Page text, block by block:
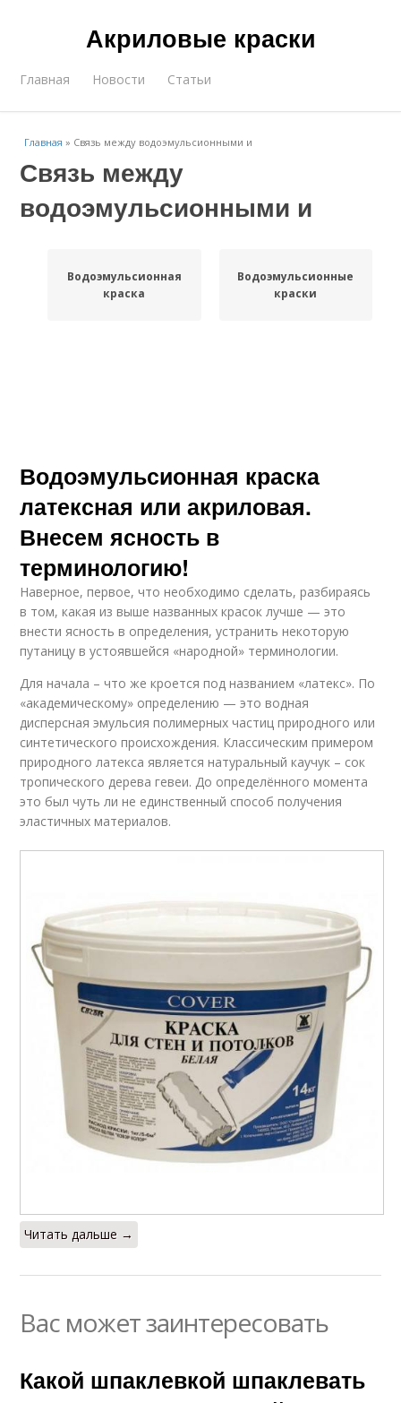
Акриловые краски
Главная Новости Статьи
Главная » Связь между водоэмульсионными и
Связь между
водоэмульсионными и
Водоэмульсионная
краска
Водоэмульсионные
краски
Водоэмульсионная краска
латексная или акриловая.
Внесем ясность в
терминологию!
Наверное, первое, что необходимо сделать, разбираясь
в том, какая из выше названных красок лучше — это
внести ясность в определения, устранить некоторую
путаницу в устоявшейся «народной» терминологии.
Для начала – что же кроется под названием «латекс». По
«академическому» определению — это водная
дисперсная эмульсия полимерных частиц природного или
синтетического происхождения. Классическим примером
природного латекса является натуральный каучук – сок
тропического дерева гевеи. До определённого момента
это был чуть ли не единственный способ получения
эластичных материалов.
Читать дальше →
Вас может заинтересовать
Какой шпаклевкой шпаклевать